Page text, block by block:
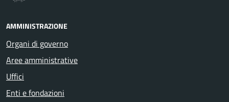
AMMINISTRAZIONE
Organi di governo
Aree amministrative
Uffici
Enti e fondazioni